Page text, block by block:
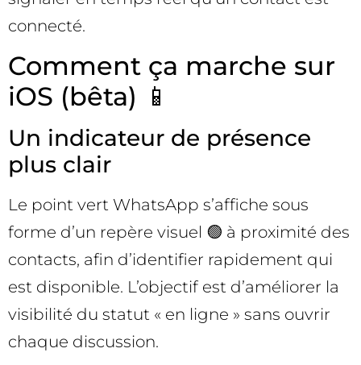
connecté.
Comment ça marche sur
iOS (bêta) 📱
Un indicateur de présence
plus clair
Le point vert WhatsApp s’affiche sous
forme d’un repère visuel 🟢 à proximité des
contacts, afin d’identifier rapidement qui
est disponible. L’objectif est d’améliorer la
visibilité du statut « en ligne » sans ouvrir
chaque discussion.